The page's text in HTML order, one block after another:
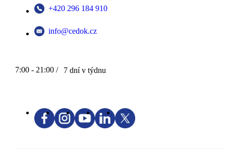
+420 296 184 910
info@cedok.cz
7:00 - 21:00 / 7 dní v týdnu